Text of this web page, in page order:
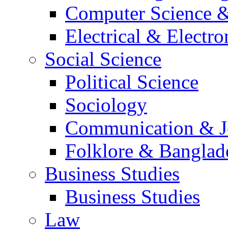
Computer Science
Electrical &
Social Science
Political Science
Sociology
Communication &
Folklore &
Business Studies
Business Studies
Law